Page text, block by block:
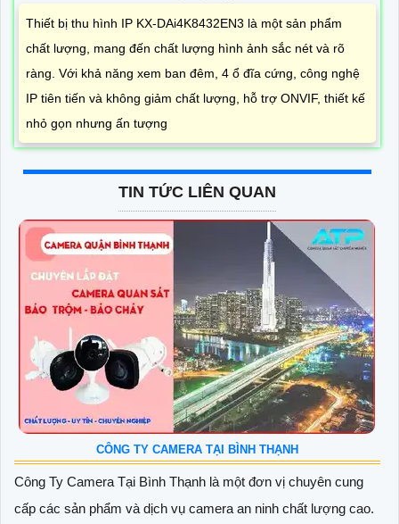
Thiết bị thu hình IP KX-DAi4K8432EN3 là một sản phẩm
chất lượng, mang đến chất lượng hình ảnh sắc nét và rõ
ràng. Với khả năng xem ban đêm, 4 ổ đĩa cứng, công nghệ
IP tiên tiến và không giảm chất lượng, hỗ trợ ONVIF, thiết kế
nhỏ gọn nhưng ấn tượng
TIN TỨC LIÊN QUAN
CÔNG TY CAMERA TẠI BÌNH THẠNH
Công Ty Camera Tại Bình Thạnh là một đơn vị chuyên cung
cấp các sản phẩm và dịch vụ camera an ninh chất lượng cao.